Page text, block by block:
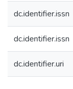
dc.identifier.issn
dc.identifier.issn
dc.identifier.uri